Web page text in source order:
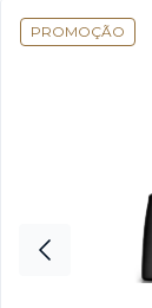
PROMOÇÃO